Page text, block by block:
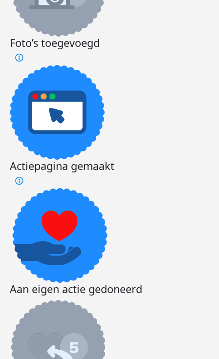
Foto’s toegevoegd
Actiepagina gemaakt
Aan eigen actie gedoneerd